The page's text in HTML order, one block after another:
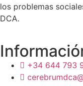
los problemas
DCA.
+34 644 793